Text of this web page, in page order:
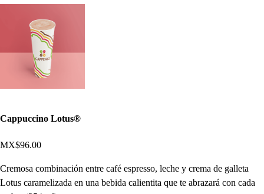
Cappuccino Lotus®
MX$96.00
Cremosa combinación entre café espresso, leche y crema de galleta
Lotus caramelizada en una bebida calientita que te abrazará con cada